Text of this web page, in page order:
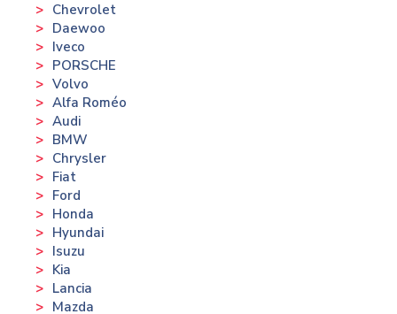
Chevrolet
Daewoo
Iveco
PORSCHE
Volvo
Alfa Roméo
Audi
BMW
Chrysler
Fiat
Ford
Honda
Hyundai
Isuzu
Kia
Lancia
Mazda